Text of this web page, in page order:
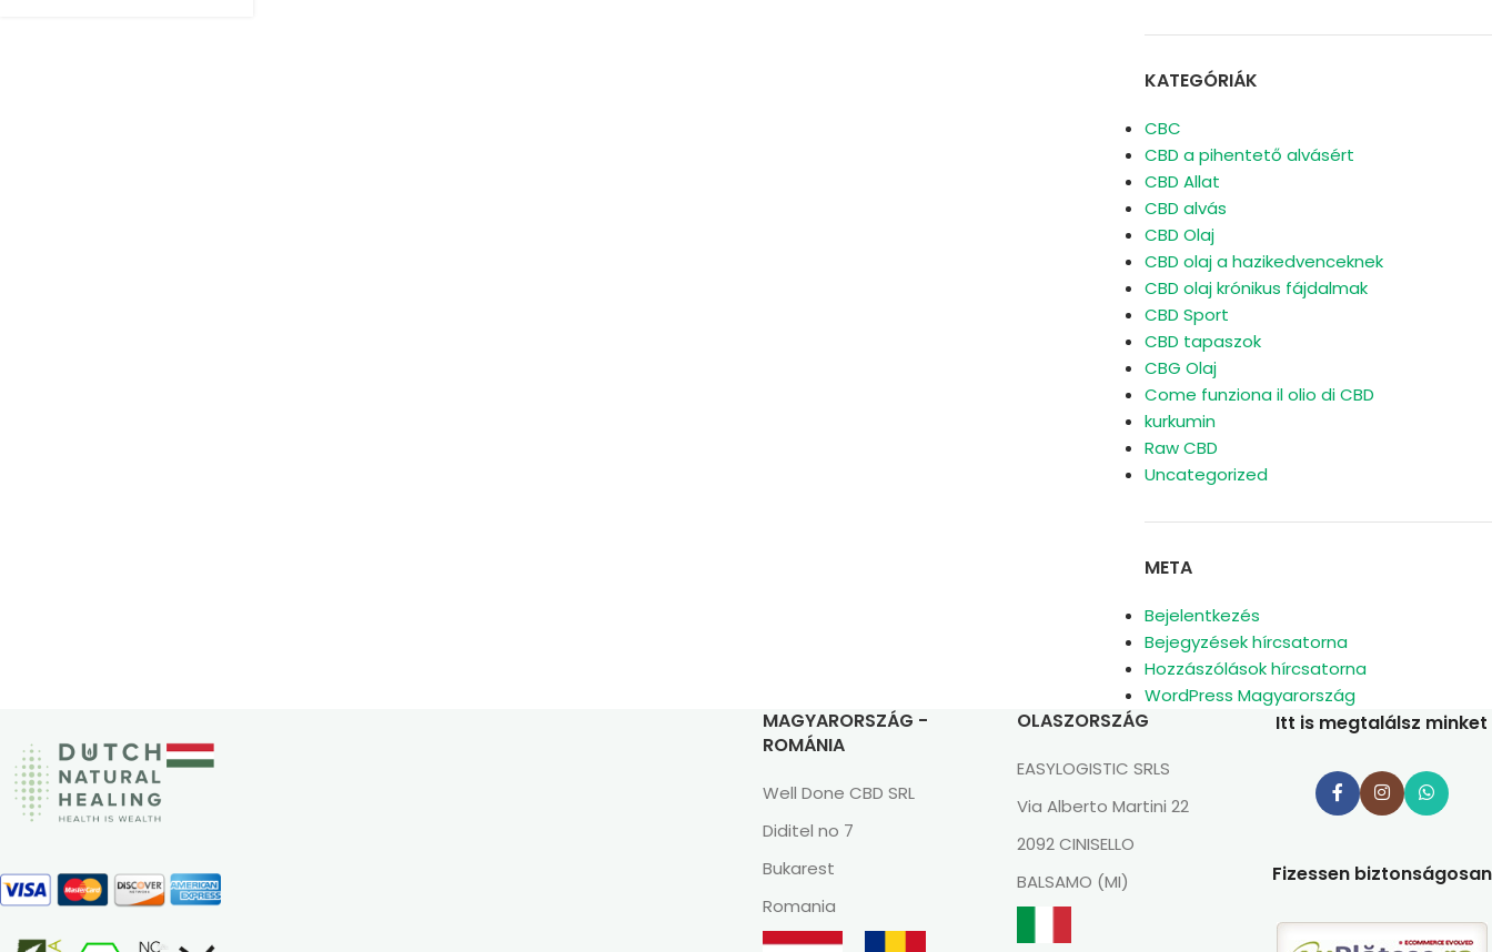
KATEGÓRIÁK
CBC
CBD a pihentető alvásért
CBD Allat
CBD alvás
CBD Olaj
CBD olaj a hazikedvenceknek
CBD olaj krónikus fájdalmak
CBD Sport
CBD tapaszok
CBG Olaj
Come funziona il olio di CBD
kurkumin
Raw CBD
Uncategorized
META
Bejelentkezés
Bejegyzések hírcsatorna
Hozzászólások hírcsatorna
WordPress Magyarország
MAGYARORSZÁG -
ROMÁNIA
Well Done CBD SRL
Diditel no 7
Bukarest
Romania
OLASZORSZÁG
EASYLOGISTIC SRLS
Via Alberto Martini 22
2092 CINISELLO
BALSAMO (MI)
Itt is megtalálsz minket
Fizessen biztonságosan